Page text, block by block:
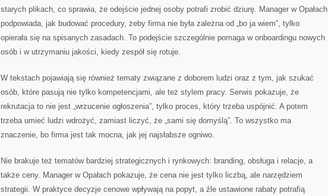
starych plikach, co sprawia, że odejście jednej osoby potrafi zrobić dziurę. Manager w Opałach
podpowiada, jak budować procedury, żeby firma nie była zależna od „bo ja wiem”, tylko
opierała się na spisanych zasadach. To podejście szczególnie pomaga w onboardingu nowych
osób i w utrzymaniu jakości, kiedy zespół się rotuje.
W tekstach pojawiają się również tematy związane z doborem ludzi oraz z tym, jak szukać
osób, które pasują nie tylko kompetencjami, ale też stylem pracy. Serwis pokazuje, że
rekrutacja to nie jest „wrzucenie ogłoszenia”, tylko proces, który trzeba uspójnić. A potem
trzeba umieć ludzi wdrożyć, zamiast liczyć, że „sami się domyślą”. To wszystko ma
znaczenie, bo firma jest tak mocna, jak jej najsłabsze ogniwo.
Nie brakuje też tematów bardziej strategicznych i rynkowych: branding, obsługa i relacje, a
także ceny. Manager w Opałach pokazuje, że cena nie jest tylko liczbą, ale narzędziem
strategii. W praktyce decyzje cenowe wpływają na popyt, a źle ustawione rabaty potrafią